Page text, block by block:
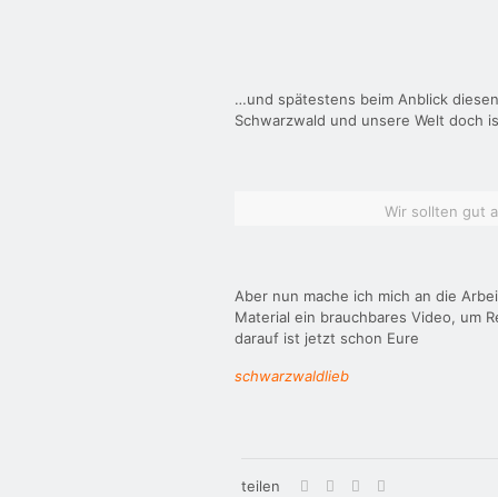
…und spätestens beim Anblick
Schwarzwald und unsere Welt doch
Wir sollten gut
Aber nun mache ich mich an die
Material ein brauchbares Video, um
darauf ist jetzt schon Eure
schwarzwaldlieb
teilen